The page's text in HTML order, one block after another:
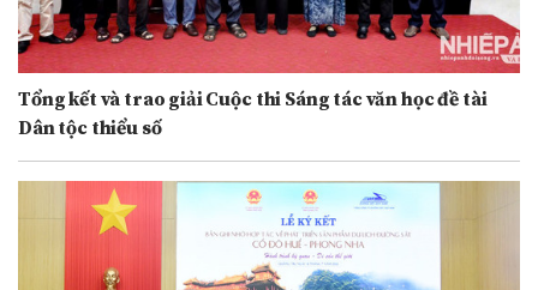
Tổng kết và trao giải Cuộc thi Sáng tác văn học đề tài
Dân tộc thiểu số